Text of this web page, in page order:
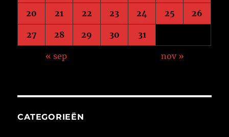
20 21 22 23 24 25 26
27 28 29 30 31
« sep nov »
CATEGORIEËN